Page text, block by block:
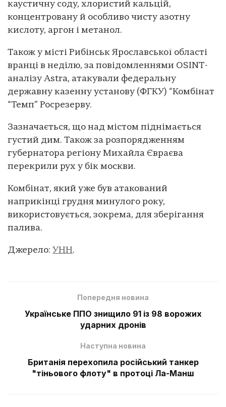
каустичну соду, хлористий кальцій,
концентровану й особливо чисту азотну
кислоту, аргон і метанол.
Також у місті Рибінськ Ярославської області
вранці в неділю, за повідомленнями OSINT-
аналізу Astra, атакували федеральну
державну казенну установу (ФГКУ) “Комбінат
“Темп” Росрезерву.
Зазначається, що над містом піднімається
густий дим. Також за розпорядженням
губернатора регіону Михайла Євраєва
перекрили рух у бік москви.
Комбінат, який уже був атакований
наприкінці грудня минулого року,
використовується, зокрема, для зберігання
палива.
Джерело: УНН.
Попередня новина
Українське ППО знищило 91 із 98 ворожих
ударних дронів
Наступна новина
Британія перехопила російський танкер
"тіньового флоту" в протоці Ла-Манш